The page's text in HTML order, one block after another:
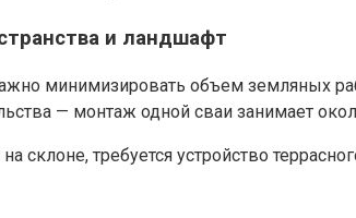
и ландшафт
минимизировать объем земляных
— монтаж одной сваи занимает
склоне, требуется устройство